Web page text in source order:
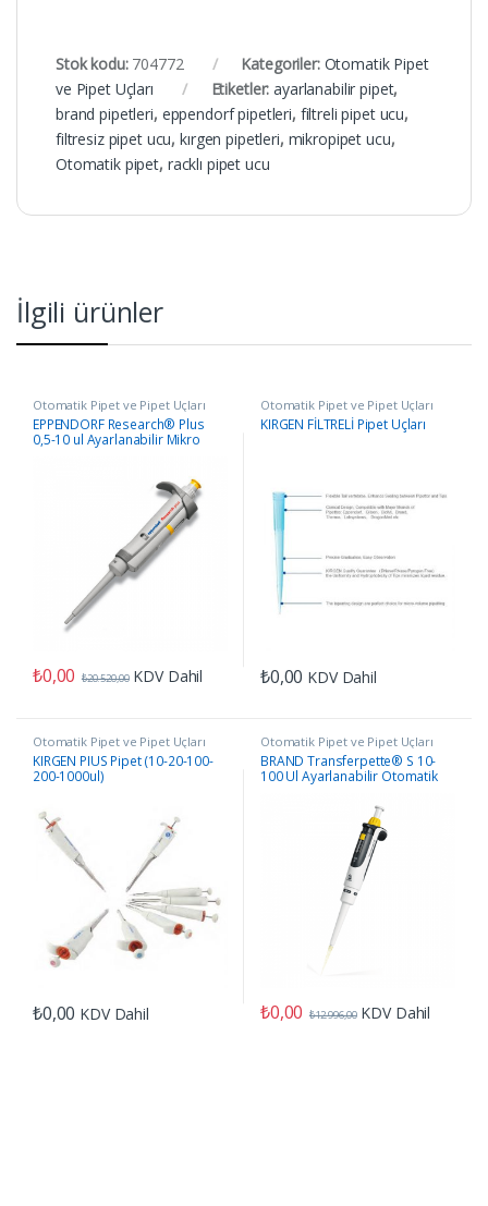
Stok kodu: 704772 Kategoriler: Otomatik Pipet
ve Pipet Uçları
Etiketler:ayarlanabilir pipet,
brand pipetleri, eppendorf pipetleri, filtreli pipet ucu,
filtresiz pipet ucu,kırgen pipetleri, mikropipet ucu,
Otomatik pipet, racklı pipet ucu
İlgili ürünler
Otomatik Pipet ve Pipet Uçları
EPPENDORF Research® Plus
0,5-10 ul Ayarlanabilir Mikro
₺0,00 ₺20.520,00 KDV Dahil
Otomatik Pipet ve Pipet Uçları
KIRGEN FİLTRELİ Pipet Uçları
₺0,00 KDV Dahil
Otomatik Pipet ve Pipet Uçları
KIRGEN PIUS Pipet (10-20-100-
200-1000ul)
₺0,00 KDV Dahil
Otomatik Pipet ve Pipet Uçları
BRAND Transferpette® S 10-
100 Ul Ayarlanabilir Otomatik
₺0,00 ₺12.996,00 KDV Dahil